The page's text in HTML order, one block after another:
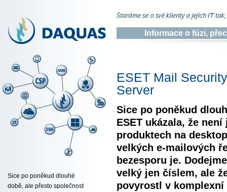
Informace o fúzi,
Sice po poněkud dlouhé
době, ale přesto společnost
ESET Mail
Server
Sice po poněkud
ESET ukázala, že
produktech na
velkých e-mailových
bezesporu je.
velký jen číslem, ale
povyrostl v